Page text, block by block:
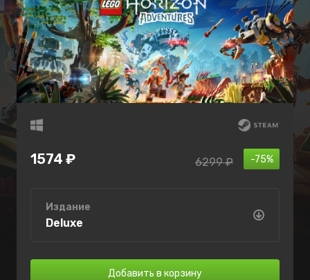
1574 ₽ -75%
6299 ₽
Издание
Deluxe
Добавить в корзину